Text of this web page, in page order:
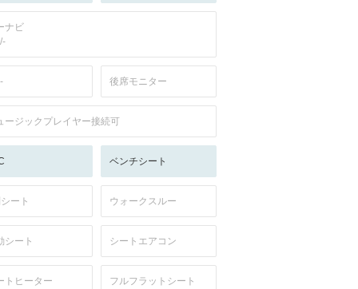
ナビ
後席モニター
ージックプレイヤー接続可
ベンチシート
ート ウォークスルー
シート シートエアコン
トヒーター フルフラットシート